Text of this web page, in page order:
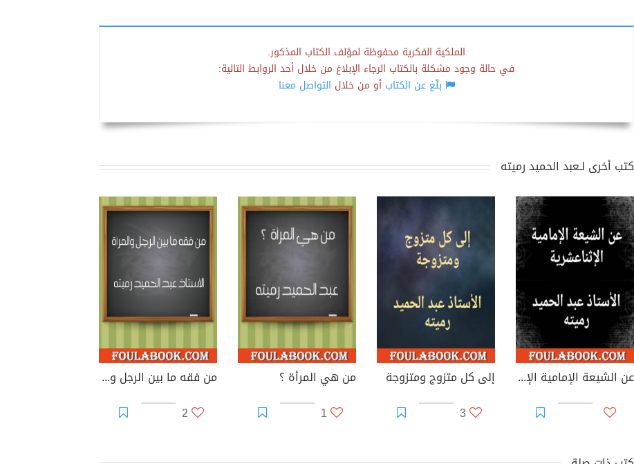
الملكية الفكرية محفوظة لمؤلف الكتاب المذكور.
في حالة وجود مشكلة بالكتاب الرجاء الإبلاغ من خلال أحد الروابط التالية:
بلّغ عن الكتابأو من خلال التواصل معنا
كتب أخرى لـعبد الحميد رميته
عن الشيعة الإمامية الإثناعشرية
إلى كل متزوج ومتزوجة
3
من هي المرأة ؟
1
من فقه ما بين الرجل والمرأة 258 سؤالا وجوابا
2